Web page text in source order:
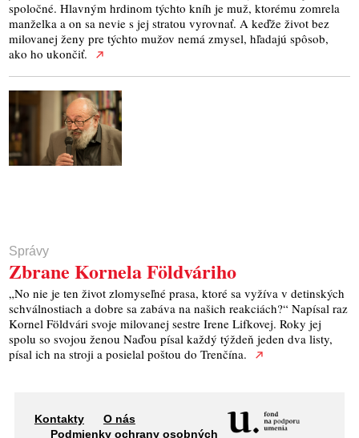
spoločné. Hlavným hrdinom týchto kníh je muž, ktorému zomrela
manželka a on sa nevie s jej stratou vyrovnať. A keďže život bez
milovanej ženy pre týchto mužov nemá zmysel, hľadajú spôsob,
ako ho ukončiť.
Správy
Zbrane Kornela Földváriho
„No nie je ten život zlomyseľné prasa, ktoré sa vyžíva v detinských
schválnostiach a dobre sa zabáva na našich reakciách?“ Napísal raz
Kornel Földvári svoje milovanej sestre Irene Lifkovej. Roky jej
spolu so svojou ženou Naďou písal každý týždeň jeden dva listy,
písal ich na stroji a posielal poštou do Trenčína.
Kontakty
O nás
Podmienky ochrany osobných